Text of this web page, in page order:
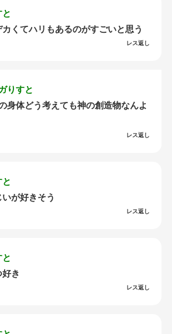
くてハリもあるのがすごいと思う
レス返し
りすと
身体どう考えても神の創造物なんよ
レス返し
が好きそう
レス返し
き
レス返し